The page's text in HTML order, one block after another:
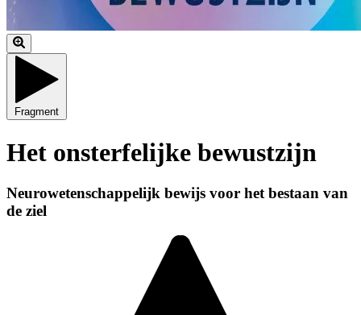
Fragment
Het onsterfelijke bewustzijn
Neurowetenschappelijk bewijs voor het bestaan van
de ziel